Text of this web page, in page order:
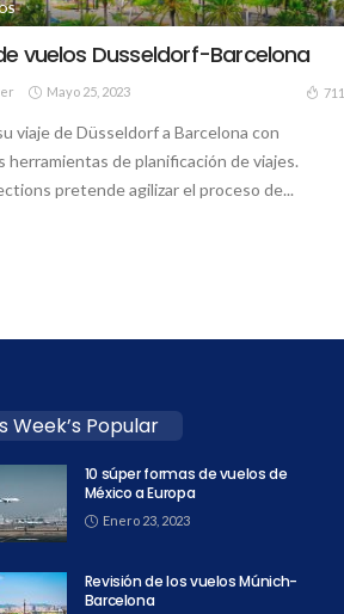
vuelos Dusseldorf-Barcelona
Mayo 25, 2023 711
viaje de Düsseldorf a Barcelona con
herramientas de planificación de viajes.
pretende agilizar el proceso de...
Week’s Popular
10 súper formas de vuelos de
México a Europa
Enero 23, 2023
Revisión de los vuelos Múnich-
Barcelona